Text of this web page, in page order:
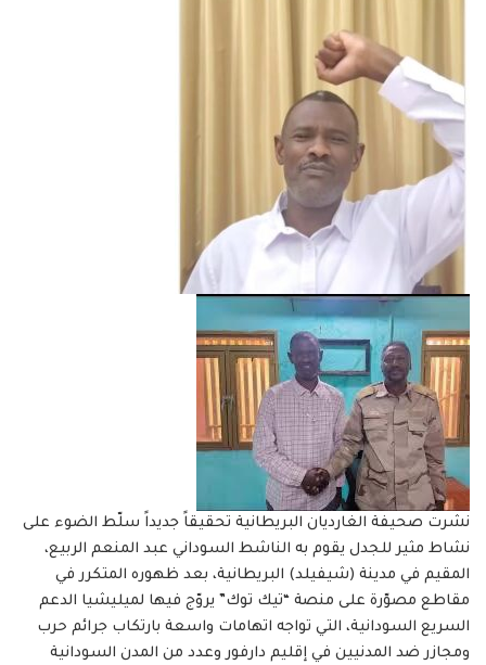
نشرت صحيفة الغارديان البريطانية تحقيقاً جديداً سلّط الضوء على
نشاط مثير للجدل يقوم به الناشط السوداني عبد المنعم الربيع،
المقيم في مدينة (شيفيلد) البريطانية، بعد ظهوره المتكرر في
مقاطع مصوّرة على منصة “تيك توك” يروّج فيها لميليشيا الدعم
السريع السودانية، التي تواجه اتهامات واسعة بارتكاب جرائم حرب
ومجازر ضد المدنيين في إقليم دارفور وعدد من المدن السودانية